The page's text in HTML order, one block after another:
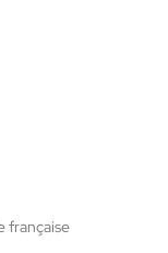
française